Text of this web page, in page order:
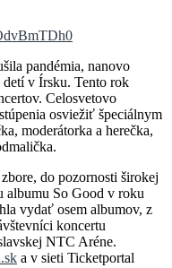
pandémia, nanovo
detí v Írsku. Tento rok
Celosvetovo
osviežiť špeciálnym
moderátorka a herečka,
do pozornosti širokej
albumu So Good v roku
vydať osem albumov, z
koncertu
NTC Aréne.
a v sieti Ticketportal